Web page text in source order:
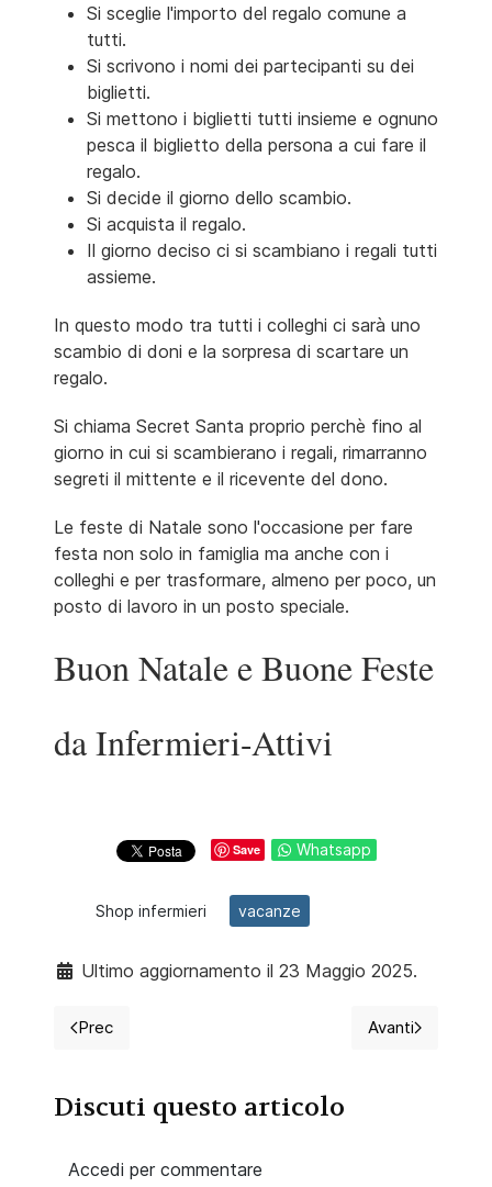
Si sceglie l'importo del regalo comune a
tutti.
Si scrivono i nomi dei partecipanti su dei
biglietti.
Si mettono i biglietti tutti insieme e ognuno
pesca il biglietto della persona a cui fare il
regalo.
Si decide il giorno dello scambio.
Si acquista il regalo.
Il giorno deciso ci si scambiano i regali tutti
assieme.
In questo modo tra tutti i colleghi ci sarà uno
scambio di doni e la sorpresa di scartare un
regalo.
Si chiama Secret Santa proprio perchè fino al
giorno in cui si scambierano i regali, rimarranno
segreti il mittente e il ricevente del dono.
Le feste di Natale sono l'occasione per fare
festa non solo in famiglia ma anche con i
colleghi e per trasformare, almeno per poco, un
posto di lavoro in un posto speciale.
Buon Natale e Buone Feste
da Infermieri-Attivi
Save Whatsapp
Shop infermieri vacanze
Ultimo aggiornamento il 23 Maggio 2025.
Articolo precedente: 2020 le prime elezioni dopo il
Prec Articolo
Avanti
Discuti questo articolo
Accedi per commentare